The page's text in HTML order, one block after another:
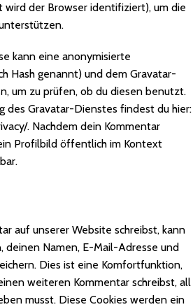
der Browser identifiziert), um die
kann eine anonymisierte
Hash genannt) und dem Gravatar-
um zu prüfen, ob du diesen benutzt.
des Gravatar-Dienstes findest du hier:
. Nachdem dein Kommentar
Profilbild öffentlich im Kontext
auf unserer Website schreibst, kann
deinen Namen, E-Mail-Adresse und
Dies ist eine Komfortfunktion,
weiteren Kommentar schreibst, all
musst. Diese Cookies werden ein